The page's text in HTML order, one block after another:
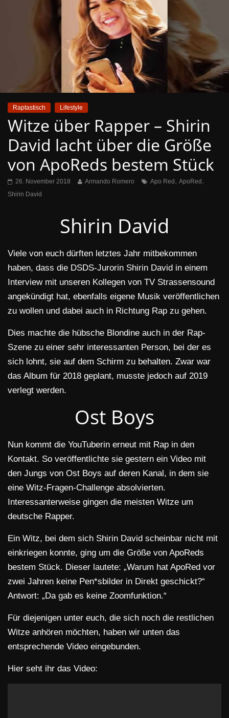
Raptastisch Lifestyle
Witze über Rapper – Shirin
David lacht über die Größe
von ApoReds bestem Stück
26. November 2018 Armando Romero Apo Red , ApoRed ,
Shirin David
Shirin David
Viele von euch dürften letztes Jahr mitbekommen
haben, dass die DSDS-Jurorin Shirin David in einem
Interview mit unseren Kollegen von TV Strassensound
angekündigt hat, ebenfalls eigene Musik veröffentlichen
zu wollen und dabei auch in Richtung Rap zu gehen.
Dies machte die hübsche Blondine auch in der Rap-
Szene zu einer sehr interessanten Person, bei der es
sich lohnt, sie auf dem Schirm zu behalten. Zwar war
das Album für 2018 geplant, musste jedoch auf 2019
verlegt werden.
Ost Boys
Nun kommt die YouTuberin erneut mit Rap in den
Kontakt. So veröffentlichte sie gestern ein Video mit
den Jungs von Ost Boys auf deren Kanal, in dem sie
eine Witz-Fragen-Challenge absolvierten.
Interessanterweise gingen die meisten Witze um
deutsche Rapper.
Ein Witz, bei dem sich Shirin David scheinbar nicht mit
einkriegen konnte, ging um die Größe von ApoReds
bestem Stück. Dieser lautete: „Warum hat ApoRed vor
zwei Jahren keine Pen*sbilder in Direkt geschickt?“
Antwort: „Da gab es keine Zoomfunktion.“
Für diejenigen unter euch, die sich noch die restlichen
Witze anhören möchten, haben wir unten das
entsprechende Video eingebunden.
Hier seht ihr das Video: